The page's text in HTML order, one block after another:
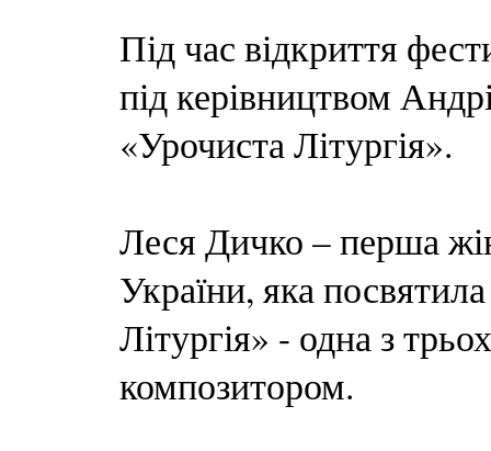
Під час відкриття
під керівництвом
«Урочиста Літургія».
Леся Дичко – перша
України, яка
Літургія» - одна з
композитором.